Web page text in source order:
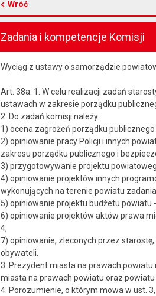
Wróć
Zadania i kompetencje Komisji
Wyciąg z ustawy o samorządzie
Art. 38a. 1. W celu realizacji zadań
ustawach w zakresie porządku
2. Do zadań komisji należy:
1) ocena zagrożeń porządku
2) opiniowanie pracy Policji i innych
zakresu porządku publicznego i
3) przygotowywanie projektu
4) opiniowanie projektów innych
wykonujących na terenie powiatu
5) opiniowanie projektu budżetu powiatu
6) opiniowanie projektów aktów prawa
4,
7) opiniowanie, zleconych przez
obywateli.
3. Prezydent miasta na prawach
miasta na prawach powiatu oraz
4. Porozumienie, o którym mowa w ust.